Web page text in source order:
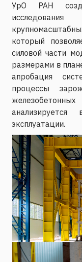
УрО РАН
который
силовой части
размерами в
апробация
процессы
железобетонных
эксплуатации.